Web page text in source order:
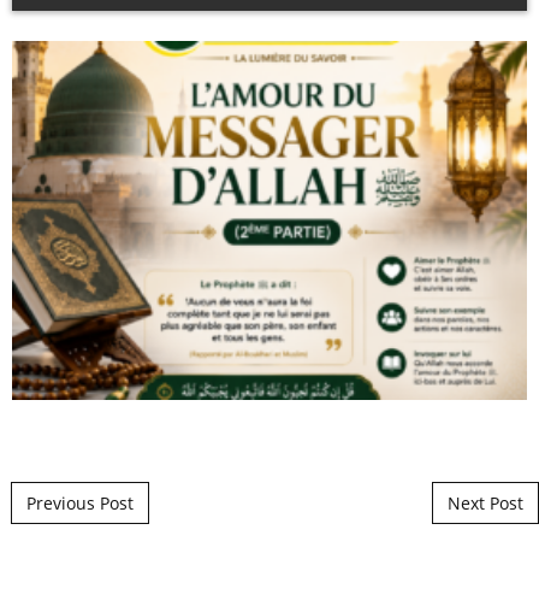
Post navigation
Previous Post Next Post